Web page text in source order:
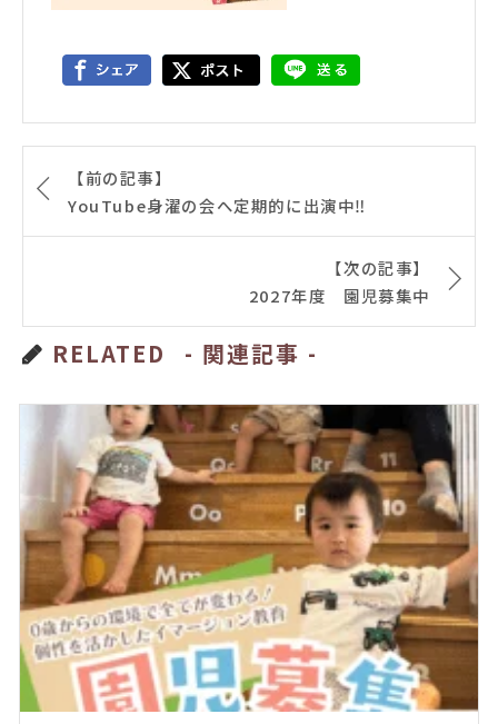
【前の記事】
YouTube身濯の会へ定期的に出演中‼️
【次の記事】
2027年度 園児募集中
RELATED - 関連記事 -